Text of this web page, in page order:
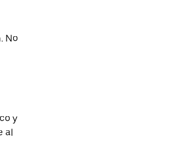
No
y
al